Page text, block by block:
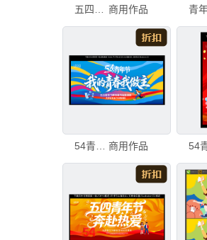
商用作品
54青年节展板 商用作品